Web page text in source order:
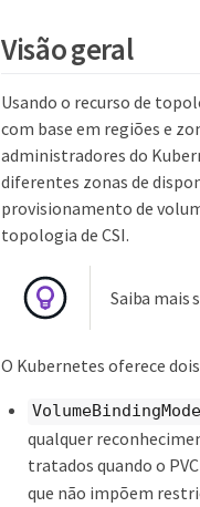
Visão geral
Usando o recurso de
com base em regiões e
administradores do
diferentes zonas de
provisionamento de
topologia de CSI.
Saiba mais
O Kubernetes oferece
qualquer
tratados quando o
que não impõem